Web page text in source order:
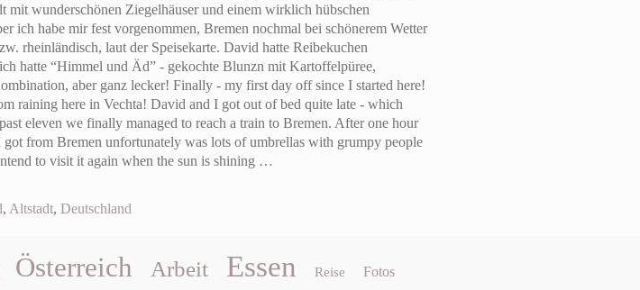
mit wunderschönen Ziegelhäuser und einem wirklich hübschen
ich habe mir fest vorgenommen, Bremen nochmal bei schönerem Wetter
rheinländisch, laut der Speisekarte. David hatte Reibekuchen
hatte “Himmel und Äd” - gekochte Blunzn mit Kartoffelpüree,
aber ganz lecker! Finally - my first day off since I started here!
raining here in Vechta! David and I got out of bed quite late - which
eleven we finally managed to reach a train to Bremen. After one hour
from Bremen unfortunately was lots of umbrellas with grumpy people
to visit it again when the sun is shining …
, Altstadt, Deutschland
Österreich Arbeit Essen Reise Fotos